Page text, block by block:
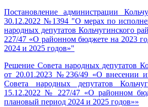
Постановление администрации
30.12.2022 №1394 "О мерах по
народных депутатов Кольчугинского
227/47 «О районном бюджете на 2023
2024 и 2025 годов»"
Решение Совета народных депутатов
от 20.01.2023 №236/49 «О внесении
Совета народных депутатов
15.12.2022 № 227/47 «О районном
плановый период 2024 и 2025 годов»»